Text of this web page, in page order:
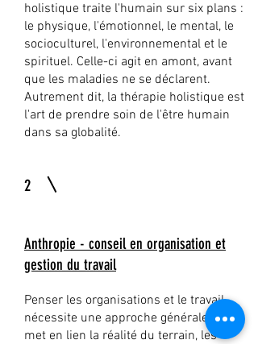
holistique traite l'humain sur six plans :
le physique, l'émotionnel, le mental, le
socioculturel, l'environnemental et le
spirituel. Celle-ci agit en amont, avant
que les maladies ne se déclarent.
Autrement dit, la thérapie holistique est
l'art de prendre soin de l'être humain
dans sa globalité.
2
Anthropie - conseil en organisation et
gestion du travail
Penser les organisations et le travail
nécessite une approche générale qui
met en lien la réalité du terrain, les